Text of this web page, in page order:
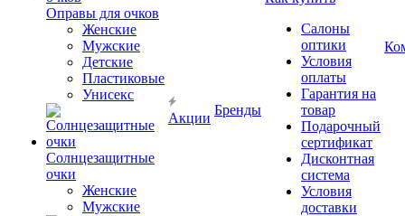
Оправы для очков
Женские
Мужские
Детские
Пластиковые
Унисекс
Солнцезащитные
очки
Женские
Мужские
Акции
Бренды
Салоны
оптики
Условия
оплаты
Гарантия на
товар
Подарочный
сертификат
Дисконтная
система
Условия
доставки